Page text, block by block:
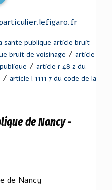
sante publique article bruit
bruit de voisinage / article
/ article r 48 2 du
/ article l 1111 7 du code de la
de Nancy -
de Nancy